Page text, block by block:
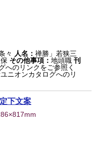
々 人名：禅勝」若狭三
その他事項：地頭職刊
へのリンクをご参照く
ニオンカタログへのリ
下文案